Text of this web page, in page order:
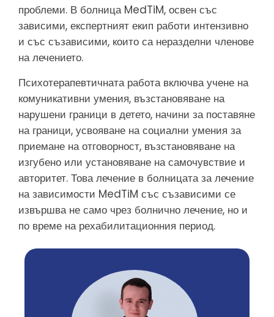
проблеми. В болница MedTiM, освен със
зависими, експертният екип работи интензивно
и със съзависими, които са неразделни членове
на лечението.
Психотерапевтичната работа включва учене на
комуникативни умения, възстановяване на
нарушени граници в детето, начини за поставяне
на граници, усвояване на социални умения за
приемане на отговорност, възстановяване на
изгубено или установяване на самочувствие и
авторитет. Това лечение в болницата за лечение
на зависимости MedTiM със съзависими се
извършва не само чрез болнично лечение, но и
по време на рехабилитационния период.